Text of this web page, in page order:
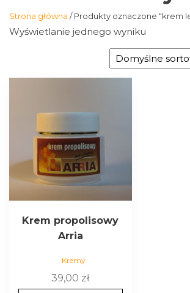
Strona główna / Produkty oznaczone “krem
Wyświetlanie jednego wyniku
Krem propolisowy
Arria
Kremy
39,00 zł